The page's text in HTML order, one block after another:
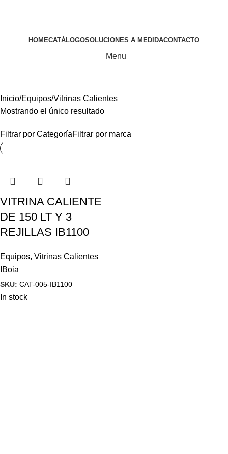
HOMECATÁLOGOSOLUCIONES A MEDIDACONTACTO
Menu
Inicio Equipos Vitrinas Calientes
Mostrando el único resultado
Filtrar por CategoríaFiltrar por marca
VITRINA CALIENTE
DE 150 LT Y 3
REJILLAS IB1100
Equipos, Vitrinas Calientes
IBoia
SKU: CAT-005-IB1100
In stock